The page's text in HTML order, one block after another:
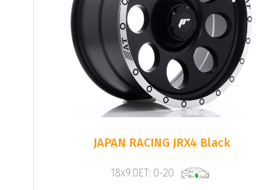
JAPAN RACING JRX4 Black
18x9.0ET: 0-20